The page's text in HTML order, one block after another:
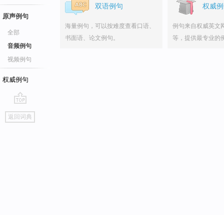
原声例句
全部
音频例句
视频例句
权威例句
go
top
返回词典
双语例句
海量例句，可以按难度查看口语、
书面语、论文例句。
权威
例句来自权威英文
等，提供最专业的